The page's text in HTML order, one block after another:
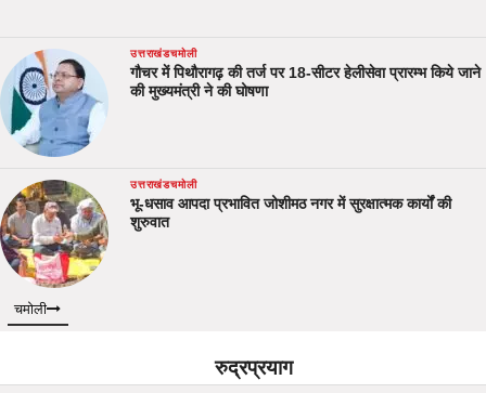
उत्तराखंडचमोली
गौचर में पिथौरागढ़ की तर्ज पर 18-सीटर हेलीसेवा प्रारम्भ किये जाने
की मुख्यमंत्री ने की घोषणा
उत्तराखंडचमोली
भू-धसाव आपदा प्रभावित जोशीमठ नगर में सुरक्षात्मक कार्यों की
शुरुवात
चमोली
रुद्रप्रयाग